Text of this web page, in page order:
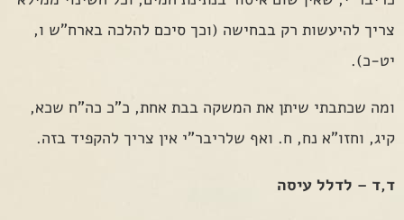
צריך להיעשות רק בבחישה (וכך סיכם להלכה בארח"ש ו,
יט-כ).
ומה שכתבתי שיתן את המשקה בבת אחת, כ"כ כה"ח שכא,
קיג, וחזו"א נח, ח. ואף שלריבר"י אין צריך להקפיד בזה.
ד,ד – לדלל עיסה